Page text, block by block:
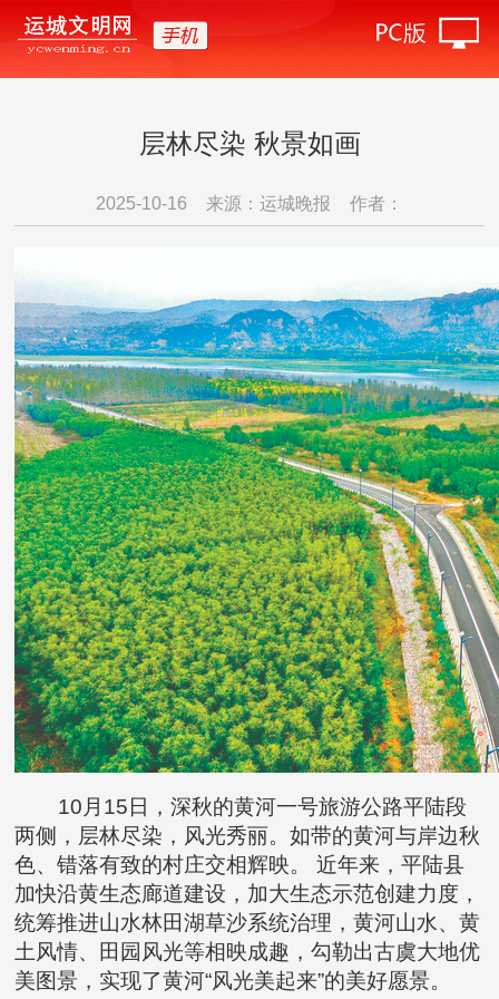
层林尽染 秋景如画
2025-10-16 来源：运城晚报 作者：
10月15日，深秋的黄河一号旅游公路平陆段
两侧，层林尽染，风光秀丽。如带的黄河与岸边秋
色、错落有致的村庄交相辉映。 近年来，平陆县
加快沿黄生态廊道建设，加大生态示范创建力度，
统筹推进山水林田湖草沙系统治理，黄河山水、黄
土风情、田园风光等相映成趣，勾勒出古虞大地优
美图景，实现了黄河“风光美起来”的美好愿景。